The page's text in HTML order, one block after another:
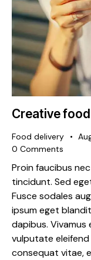
Creative
Food delivery
0 Comments
Proin faucibus
tincidunt. Sed
Fusce sodales
ipsum eget
dapibus. Vivamus
vulputate
consequat vitae,